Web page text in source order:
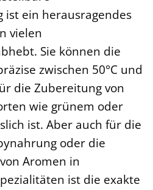
ein herausragendes
vielen
Sie können die
zwischen 50°C und
die Zubereitung von
wie grünem oder
ist. Aber auch für die
oder die
Aromen in
ist die exakte